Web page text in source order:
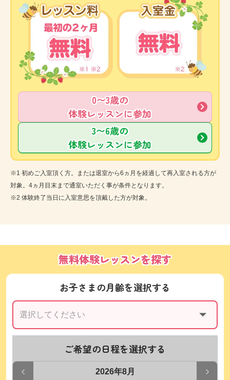
0〜3歳の
体験レッスンに参加
3〜6歳の
体験レッスンに参加
※1 初めご入室頂く方。または退室から6ヵ月を経過して再入室される方が
対象。4ヵ月目末まで通室いただく事が条件となります。
※2 体験終了当日に入室意思を頂戴した方が対象。
無料体験レッスンを探す
お子さまの月齢を選択する
ご希望の日程を選択する
2026年8月